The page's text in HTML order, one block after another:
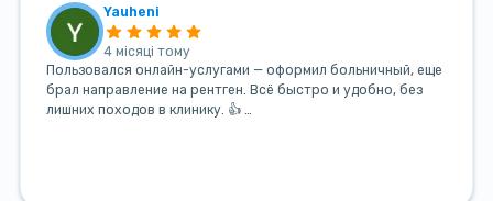
Yauheni
4 місяці тому
Пользовался онлайн-услугами — оформил больничный, еще
брал направление на рентген. Всё быстро и удобно, без
лишних походов в клинику. 👍 …